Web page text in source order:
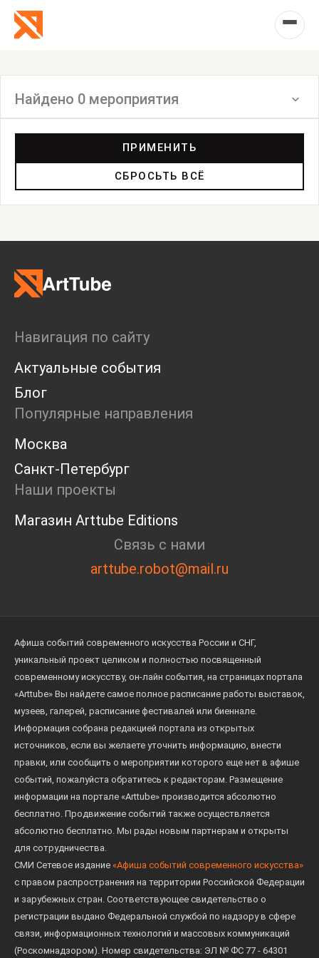
Найдено 0 мероприятия
Дискуссия
Пост-релиз
Пресс-конференция
Ярмарка
Open call
Экскурсия
Дискуссия
Cosmoscow 2024
Blazar 2024
Встречи
Круглый стол
ПРИМЕНИТЬ
СБРОСЬТЬ ВСЁ
Навигация по сайту
Актуальные события
Блог
Популярные направления
Москва
Санкт-Петербург
Наши проекты
Магазин Arttube Editions
Связь с нами
arttube.robot@mail.ru
Афиша событий современного искусства России и СНГ,
уникальный проект целиком и полностью посвященный
современному искусству, он-лайн события, на страницах портала
«Arttube» Вы найдете самое полное расписание работы выставок,
музеев, галерей, расписание фестивалей или биеннале.
Информация собрана редакцией портала из открытых
источников, если вы желаете уточнить информацию, внести
правки, или сообщить о мероприятии которого еще нет в афише
событий, пожалуйста обратитесь к редакторам. Размещение
информации на портале «Arttube» производится абсолютно
бесплатно. Продвижение событий также осуществляется
абсолютно бесплатно. Мы рады новым партнерам и открыты
для сотрудничества.
СМИ Сетевое издание «Афиша событий современного искусства»
с правом распространения на территории Российской Федерации
и зарубежных стран. Соответствующее свидетельство о
регистрации выдано Федеральной службой по надзору в сфере
связи, информационных технологий и массовых коммуникаций
(Роскомнадзором). Номер свидетельства: ЭЛ № ФС 77 - 64301